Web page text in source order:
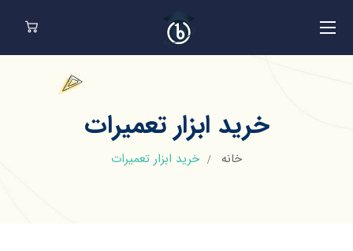
خرید ابزار تعمیرات
خانه خرید ابزار تعمیرات